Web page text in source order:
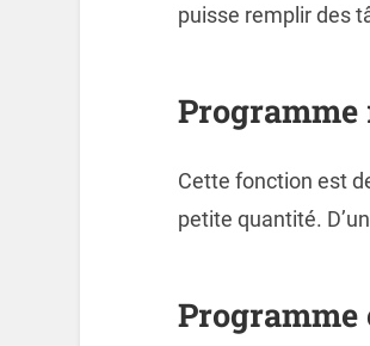
puisse remplir des
Programme
Cette fonction est
petite quantité.
Programme